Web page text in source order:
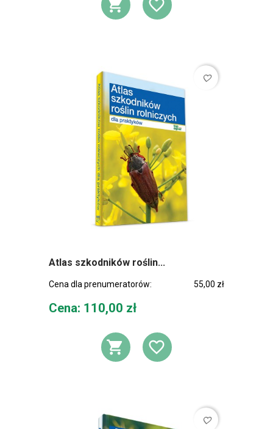
DODAJ DO
DODAJ DO
favorite_border
Atlas szkodników roślin...
Cena dla prenumeratorów: 55,00 zł
Cena
Cena: 110,00 zł
DODAJ DO
DODAJ DO
favorite_border